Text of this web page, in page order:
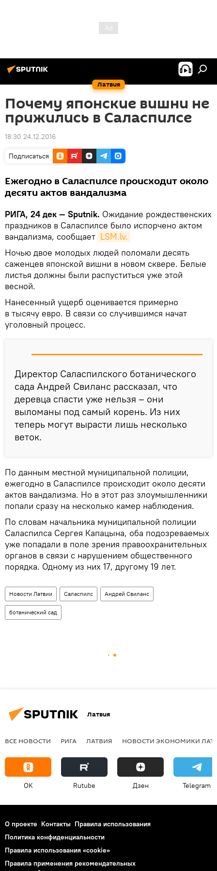
Латвия
Почему японские вишни не
прижились в Саласпилсе
18:30 24.12.2016
Подписаться
Ежегодно в Саласпилсе происходит около
десяти актов вандализма
РИГА, 24 дек — Sputnik. Ожидание рождественских
праздников в Саласпилсе было испорчено актом
вандализма, сообщает LSM.lv.
Ночью двое молодых людей поломали десять
саженцев японской вишни в новом сквере. Белые
листья должны были распуститься уже этой
весной.
Нанесенный ущерб оценивается примерно
в тысячу евро. В связи со случившимся начат
уголовный процесс.
Директор Саласпилского ботанического
сада Андрей Свиланс рассказал, что
деревца спасти уже нельзя – они
выломаны под самый корень. Из них
теперь могут вырасти лишь несколько
веток.
По данным местной муниципальной полиции,
ежегодно в Саласпилсе происходит около десяти
актов вандализма. Но в этот раз злоумышленники
попали сразу на несколько камер наблюдения.
По словам начальника муниципальной полиции
Саласпилса Сергея Капацына, оба подозреваемых
уже попадали в поле зрения правоохранительных
органов в связи с нарушением общественного
порядка. Одному из них 17, другому 19 лет.
Новости Латвии Саласпилс Андрей Свиланс
ботанический сад
Латвия
ВСЕ НОВОСТИ РИГА ЛАТВИЯ НОВОСТИ ЭКОНОМИКИ
OK Rutube Дзен Telegram
О проекте Контакты Правила использования
Политика конфиденциальности
Правила использования «cookie»
Правила применения рекомендательных